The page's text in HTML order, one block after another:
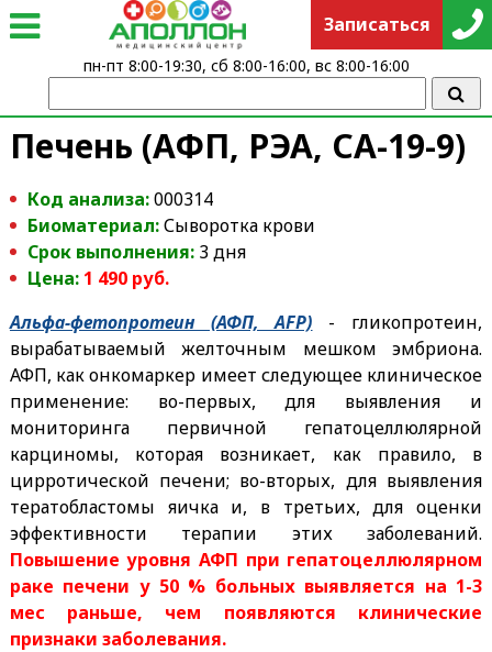
Печень (АФП, РЭА, СА-19-9)
Код анализа:000314
Биоматериал:Сыворотка крови
Срок выполнения:3 дня
Цена: 1 490 руб.
Альфа-фетопротеин (АФП, AFP) - гликопротеин,
вырабатываемый желточным мешком эмбриона.
АФП, как онкомаркер имеет следующее клиническое
применение: во-первых, для выявления и
мониторинга первичной гепатоцеллюлярной
карциномы, которая возникает, как правило, в
цирротической печени; во-вторых, для выявления
тератобластомы яичка и, в третьих, для оценки
эффективности терапии этих заболеваний.
Повышение уровня АФП при гепатоцеллюлярном
раке печени у 50 % больных выявляется на 1-3
мес раньше, чем появляются клинические
признаки заболевания.
Записаться
пн-пт 8:00-19:30, сб 8:00-16:00, вс 8:00-16:00